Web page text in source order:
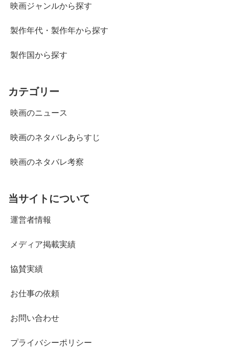
映画ジャンルから探す
製作年代・製作年から探す
製作国から探す
カテゴリー
映画のニュース
映画のネタバレあらすじ
映画のネタバレ考察
当サイトについて
運営者情報
メディア掲載実績
協賛実績
お仕事の依頼
お問い合わせ
プライバシーポリシー